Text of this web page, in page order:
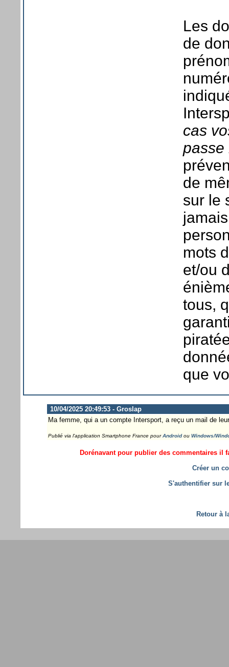
Les
de
cas
passe
de
sur le
mots
et/ou
tous,
que
10/04/2025 20:49:53 - Groslap
Ma femme, qui a un compte Intersport, a reçu un mail de
Publié via l'application Smartphone France pourAndroidou Windows/
Dorénavant pour publier des commentaires il
Créer un
S'authentifier sur
Retour à